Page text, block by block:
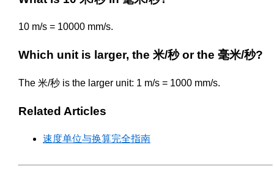
10 m/s = 10000 mm/s.
Which unit is larger, the 米/秒 or the 毫米/秒?
The 米/秒 is the larger unit: 1 m/s = 1000 mm/s.
Related Articles
速度单位与换算完全指南